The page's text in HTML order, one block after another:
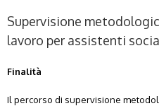
Supervisione
lavoro per assistenti
Finalità
Il percorso di supervisione